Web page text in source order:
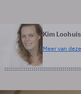
Kim Loohuis
Meer van